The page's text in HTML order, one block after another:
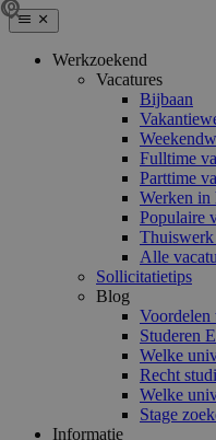
Werkzoekend
Vacatures
Bijbaan
Fulltime
Parttime
Werken in
Populaire
Thuiswerk
Alle
Sollicitatietips
Blog
Voordelen
Studeren
Welke
Recht
Welke
Stage
Informatie